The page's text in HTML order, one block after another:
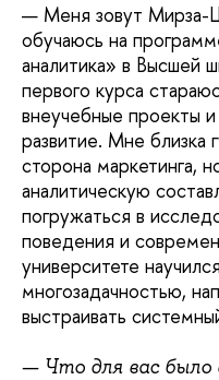
— Меня зовут Мирза-
обучаюсь на
аналитика» в
первого курса
внеучебные проекты
развитие. Мне близка
сторона маркетинга,
аналитическую
погружаться в
поведения и
университете
многозадачностью,
выстраивать
— Что для вас было